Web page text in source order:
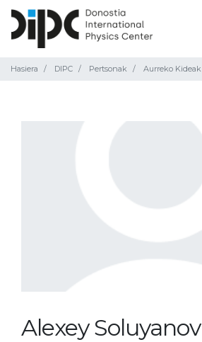
Hasiera DIPC Pertsonak Aurreko Kideak
Alexey Soluyanov